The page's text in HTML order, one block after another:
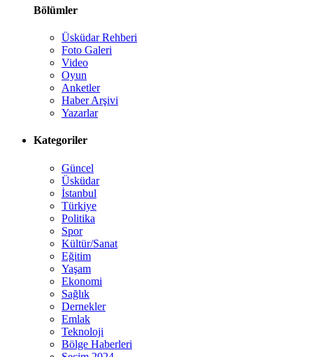
Bölümler
Üsküdar Rehberi
Foto Galeri
Video
Oyun
Anketler
Haber Arşivi
Yazarlar
Kategoriler
Güncel
Üsküdar
İstanbul
Türkiye
Politika
Spor
Kültür/Sanat
Eğitim
Yaşam
Ekonomi
Sağlık
Dernekler
Emlak
Teknoloji
Bölge Haberleri